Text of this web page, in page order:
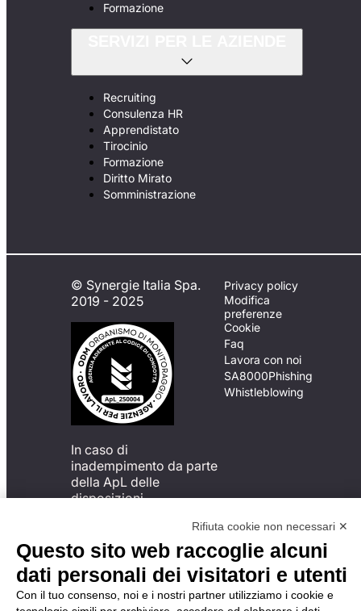
Formazione
Recruiting
Consulenza HR
Apprendistato
Tirocinio
Formazione
Diritto Mirato
Somministrazione
© Synergie Italia Spa.
2019 - 2025
In caso di
inadempimento da parte
della ApL delle
disposizioni
possibile presentare un
reclamo
all’Organismo di
Monitoraggio utilizzando
una delle modalità
Privacy policy
Modifica
preferenze
Cookie
Faq
Lavora con noi
SA8000Phishing
Whistleblowing
Rifiuta cookie non necessari ✕
Questo sito web raccoglie alcuni
dati personali dei visitatori e utenti
Con il tuo consenso, noi e i nostri partner utilizziamo i cookie e